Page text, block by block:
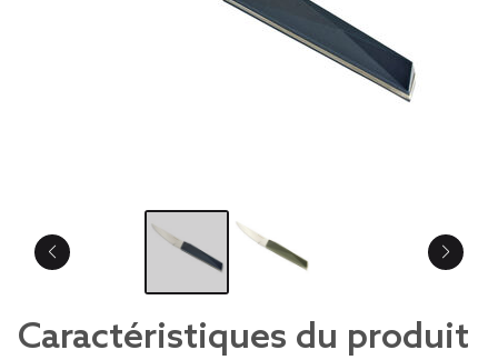
Caractéristiques du produit